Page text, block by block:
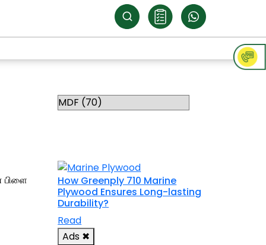
பிளை
How Greenply 710 Marine
Plywood Ensures Long-lasting
Durability?
Read
Ads ✖